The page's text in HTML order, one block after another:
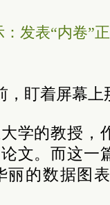
发表“内卷”
，盯着屏幕
学的教授，
文。而这一
丽的数据图